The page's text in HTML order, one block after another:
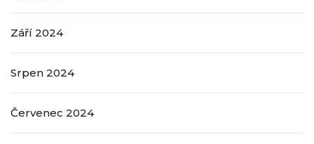
Září 2024
Srpen 2024
Červenec 2024